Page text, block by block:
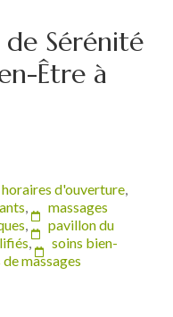
de Sérénité
Être à
horaires d'ouverture,
,
massages
,
pavillon du
,
soins bien-
massages